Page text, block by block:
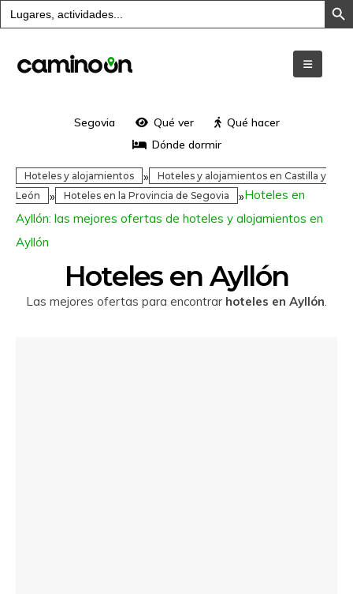
Buscar:
Segovia Qué ver
Qué hacer
Dónde dormir
Hoteles y alojamientos »
Hoteles y alojamientos en Castilla y
León
» Hoteles en la Provincia de Segovia »Hoteles en
Ayllón: las mejores ofertas de hoteles y alojamientos en
Ayllón
Hoteles en Ayllón
Las mejores ofertas para encontrar hoteles en Ayllón.